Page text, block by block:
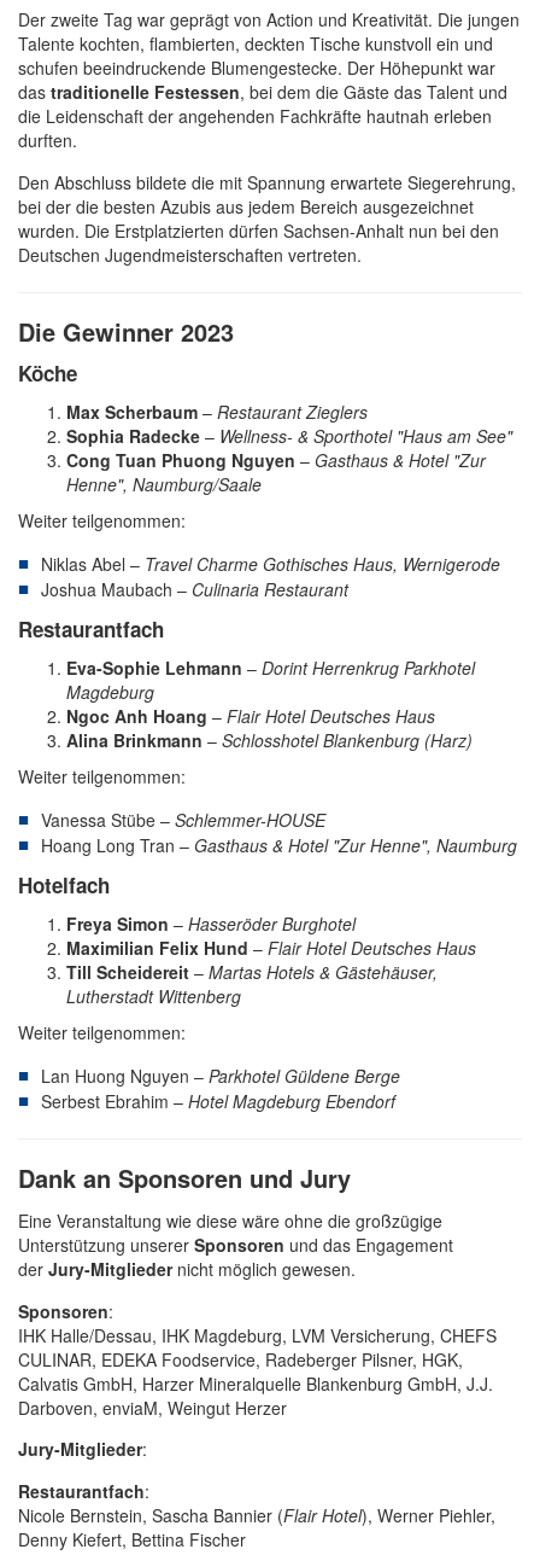
Der zweite Tag war geprägt von Action und Kreativität. Die jungen
Talente kochten, flambierten, deckten Tische kunstvoll ein und
schufen beeindruckende Blumengestecke. Der Höhepunkt war
das traditionelle Festessen, bei dem die Gäste das Talent und
die Leidenschaft der angehenden Fachkräfte hautnah erleben
durften.
Den Abschluss bildete die mit Spannung erwartete Siegerehrung,
bei der die besten Azubis aus jedem Bereich ausgezeichnet
wurden. Die Erstplatzierten dürfen Sachsen-Anhalt nun bei den
Deutschen Jugendmeisterschaften vertreten.
Die Gewinner 2023
Köche
Max Scherbaum – Restaurant Zieglers
Sophia Radecke – Wellness- & Sporthotel "Haus am See"
Cong Tuan Phuong Nguyen – Gasthaus & Hotel "Zur
Henne", Naumburg/Saale
Weiter teilgenommen:
Niklas Abel – Travel Charme Gothisches Haus, Wernigerode
Joshua Maubach – Culinaria Restaurant
Restaurantfach
Eva-Sophie Lehmann – Dorint Herrenkrug Parkhotel
Magdeburg
Ngoc Anh Hoang – Flair Hotel Deutsches Haus
Alina Brinkmann – Schlosshotel Blankenburg (Harz)
Weiter teilgenommen:
Vanessa Stübe – Schlemmer-HOUSE
Hoang Long Tran – Gasthaus & Hotel "Zur Henne", Naumburg
Hotelfach
Freya Simon – Hasseröder Burghotel
Maximilian Felix Hund – Flair Hotel Deutsches Haus
Till Scheidereit – Martas Hotels & Gästehäuser,
Lutherstadt Wittenberg
Weiter teilgenommen:
Lan Huong Nguyen – Parkhotel Güldene Berge
Serbest Ebrahim – Hotel Magdeburg Ebendorf
Dank an Sponsoren und Jury
Eine Veranstaltung wie diese wäre ohne die großzügige
Unterstützung unserer Sponsoren und das Engagement
der Jury-Mitgliedernicht möglich gewesen.
Sponsoren:
IHK Halle/Dessau, IHK Magdeburg, LVM Versicherung, CHEFS
CULINAR, EDEKA Foodservice, Radeberger Pilsner, HGK,
Calvatis GmbH, Harzer Mineralquelle Blankenburg GmbH, J.J.
Darboven, enviaM, Weingut Herzer
Jury-Mitglieder:
Restaurantfach:
Nicole Bernstein, Sascha Bannier (Flair Hotel), Werner Piehler,
Denny Kiefert, Bettina Fischer